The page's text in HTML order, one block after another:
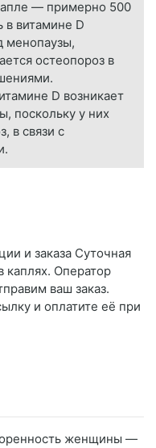
— примерно 500
витамине D
менопаузы,
остеопороз в
D возникает
поскольку у них
в связи с
и заказа Суточная
Оператор
ваш заказ.
и оплатите её при
женщины —